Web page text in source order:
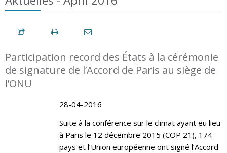
Participation record des États à la cérémonie
de signature de l’Accord de Paris au siège de
l’ONU
28-04-2016
Suite à la conférence sur le climat ayant eu lieu
à Paris le 12 décembre 2015 (COP 21), 174
pays et l’Union européenne ont signé l’Accord